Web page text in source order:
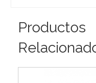
Productos